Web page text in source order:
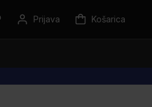
Prijava Košarica